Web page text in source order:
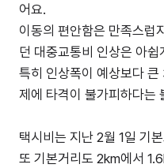
어요.
이동의 편안함은 만족스럽
던 대중교통비 인상은 아쉽
특히 인상폭이 예상보다
제에 타격이 불가피하다는
택시비는 지난 2월 1일 기
또 기본거리도 2km에서